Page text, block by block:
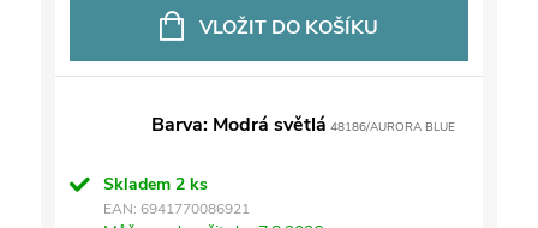
VLOŽIT DO KOŠÍKU
Barva: Modrá světlá 48186/AURORA BLUE
Skladem 2 ks
EAN: 6941770086921